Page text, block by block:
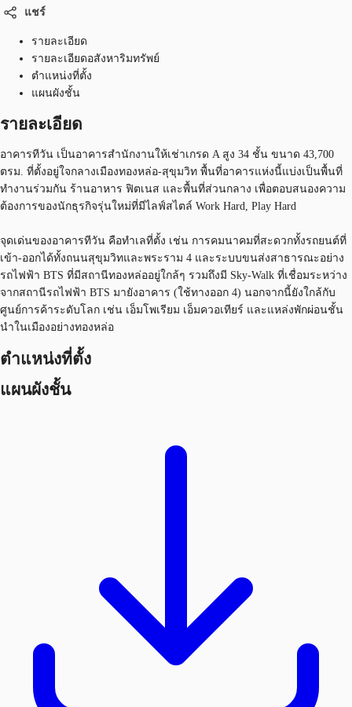
แชร์
รายละเอียด
รายละเอียดอสังหาริมทรัพย์
ตำแหน่งที่ตั้ง
แผนผังชั้น
รายละเอียด
อาคารทีวัน เป็นอาคารสำนักงานให้เช่าเกรด A สูง 34 ชั้น ขนาด 43,700
ตรม. ที่ตั้งอยู่ใจกลางเมืองทองหล่อ-สุขุมวิท พื้นที่อาคารแห่งนี้แบ่งเป็นพื้นที่
ทำงานร่วมกัน ร้านอาหาร ฟิตเนส และพื้นที่ส่วนกลาง เพื่อตอบสนองความ
ต้องการของนักธุรกิจรุ่นใหม่ที่มีไลฟ์สไตล์ Work Hard, Play Hard
จุดเด่นของอาคารทีวัน คือทำเลที่ตั้ง เช่น การคมนาคมที่สะดวกทั้งรถยนต์ที่
เข้า-ออกได้ทั้งถนนสุขุมวิทและพระราม 4 และระบบขนส่งสาธารณะอย่าง
รถไฟฟ้า BTS ที่มีสถานีทองหล่ออยู่ใกล้ๆ รวมถึงมี Sky-Walk ที่เชื่อมระหว่าง
จากสถานีรถไฟฟ้า BTS มายังอาคาร (ใช้ทางออก 4) นอกจากนี้ยังใกล้กับ
ศูนย์การค้าระดับโลก เช่น เอ็มโพเรียม เอ็มควอเทียร์ และแหล่งพักผ่อนชั้น
นำในเมืองอย่างทองหล่อ
ตำแหน่งที่ตั้ง
แผนผังชั้น